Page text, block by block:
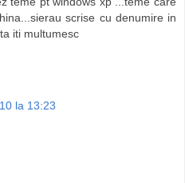
scrise cu denumire in
iti multumesc
la 13:23